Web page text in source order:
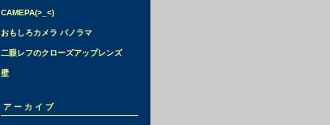
CAMEPA(>_<)
おもしろカメラ パノラマ
二眼レフのクローズアップレンズ
壁
アーカイブ